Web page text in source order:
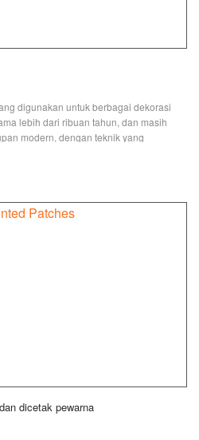
digunakan untuk berbagai dekorasi
lebih dari ribuan tahun, dan masih
modern, dengan teknik yang
berbagai macam produk bordir dari
dicetak pewarna